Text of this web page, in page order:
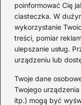
poinformować Cię
ciasteczka. W
wykorzystanie
treści, pomiar
ulepszanie usług.
urządzeniu lub
Twoje dane
Twojego
itp.) mogą być